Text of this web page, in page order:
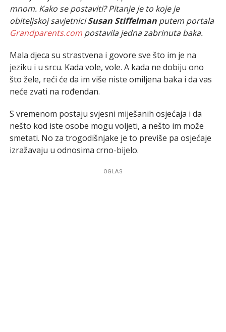
mnom. Kako se postaviti? Pitanje je to koje je
obiteljskoj savjetniciSusan Stiffelmanputem portala
Grandparents.compostavila jedna zabrinuta baka.
Mala djeca su strastvena i govore sve što im je na
jeziku i u srcu. Kada vole, vole. A kada ne dobiju ono
što žele, reći će da im više niste omiljena baka i da vas
neće zvati na rođendan.
S vremenom postaju svjesni miješanih osjećaja i da
nešto kod iste osobe mogu voljeti, a nešto im može
smetati. No za trogodišnjake je to previše pa osjećaje
izražavaju u odnosima crno-bijelo.
OGLAS